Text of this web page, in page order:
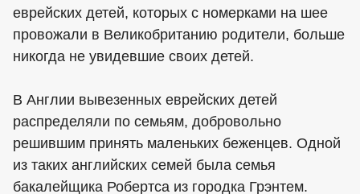
еврейских детей, которых с номерками на шее
провожали в Великобританию родители, больше
никогда не увидевшие своих детей.
В Англии вывезенных еврейских детей
распределяли по семьям, добровольно
решившим принять маленьких беженцев. Одной
из таких английских семей была семья
бакалейщика Робертса из городка Грэнтем.